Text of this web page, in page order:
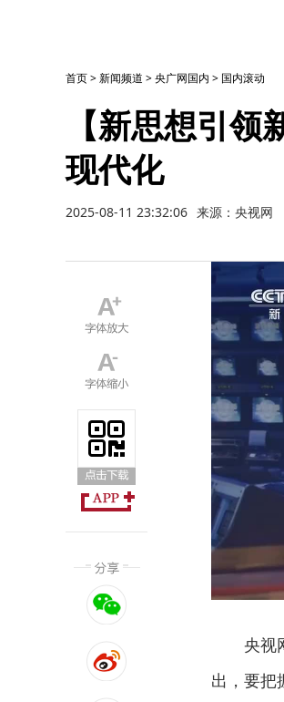
首页>新闻频道 >央广网国内 > 国内滚动
【新思想引
现代化
2025-08-11 23:32:06 来源：央视网
央视网
出，要把